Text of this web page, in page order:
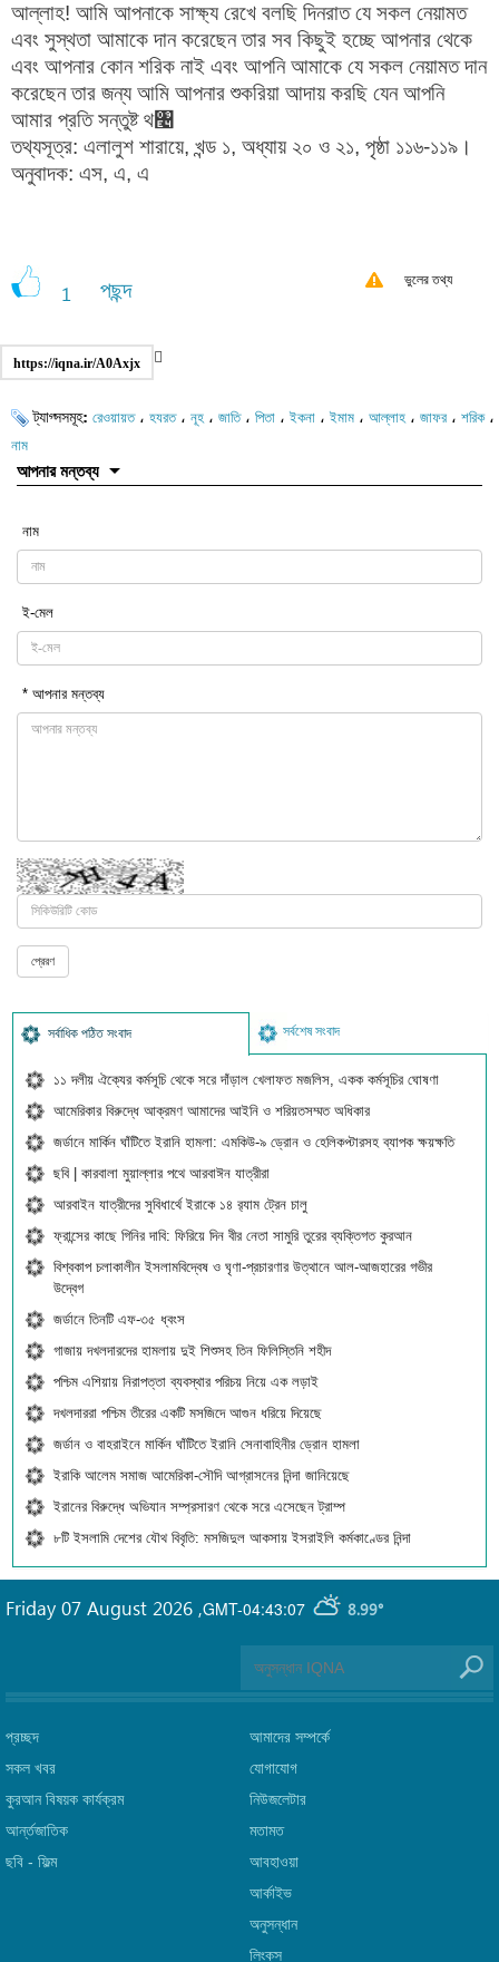
আল্লাহ! আমি আপনাকে সাক্ষ্য রেখে বলছি দিনরাত যে সকল নেয়ামত
এবং সুস্থতা আমাকে দান করেছেন তার সব কিছুই হচ্ছে আপনার থেকে
এবং আপনার কোন শরিক নাই এবং আপনি আমাকে যে সকল নেয়ামত দান
করেছেন তার জন্য আমি আপনার শুকরিয়া আদায় করছি যেন আপনি
আমার প্রতি সন্তুষ্ট থ৤
তথ্যসূত্র: এলালুশ শারায়ে, খন্ড ১, অধ্যায় ২০ ও ২১, পৃষ্ঠা ১১৬-১১৯।
অনুবাদক: এস, এ, এ
1 পছন্দ ভুলের তথ্য
https://iqna.ir/A0Axjx
ট্যাগ্সসমূহ: রেওয়ায়ত، হযরত، নূহ ، জাতি، পিতা ،ইকনা ،ইমাম ، আল্লাহ ، জাফর ، শরিক،
নাম
আপনার মন্তব্য
নাম
ই-মেল
* আপনার মন্তব্য
সর্বাধিক পঠিত সংবাদ সর্বশেষ সংবাদ
১১ দলীয় ঐক্যের কর্মসূচি থেকে সরে দাঁড়াল খেলাফত মজলিস, একক কর্মসূচির ঘোষণা
আমেরিকার বিরুদ্ধে আক্রমণ আমাদের আইনি ও শরিয়তসম্মত অধিকার
জর্ডানে মার্কিন ঘাঁটিতে ইরানি হামলা: এমকিউ-৯ ড্রোন ও হেলিকপ্টারসহ ব্যাপক ক্ষয়ক্ষতি
ছবি | কারবালা মুয়াল্লার পথে আরবাঈন যাত্রীরা
আরবাইন যাত্রীদের সুবিধার্থে ইরাকে ১৪ র‍্যাম ট্রেন চালু
ফ্রান্সের কাছে গিনির দাবি: ফিরিয়ে দিন বীর নেতা সামুরি তুরের ব্যক্তিগত কুরআন
বিশ্বকাপ চলাকালীন ইসলামবিদ্বেষ ও ঘৃণা-প্রচারণার উত্থানে আল-আজহারের গভীর
উদ্বেগ
জর্ডানে তিনটি এফ-৩৫ ধ্বংস
গাজায় দখলদারদের হামলায় দুই শিশুসহ তিন ফিলিস্তিনি শহীদ
পশ্চিম এশিয়ায় নিরাপত্তা ব্যবস্থার পরিচয় নিয়ে এক লড়াই
দখলদাররা পশ্চিম তীরের একটি মসজিদে আগুন ধরিয়ে দিয়েছে
জর্ডান ও বাহরাইনে মার্কিন ঘাঁটিতে ইরানি সেনাবাহিনীর ড্রোন হামলা
ইরাকি আলেম সমাজ আমেরিকা-সৌদি আগ্রাসনের নিন্দা জানিয়েছে
ইরানের বিরুদ্ধে অভিযান সম্প্রসারণ থেকে সরে এসেছেন ট্রাম্প
৮টি ইসলামি দেশের যৌথ বিবৃতি: মসজিদুল আকসায় ইসরাইলি কর্মকাণ্ডের নিন্দা
GMT-04:43:07 8.99°
Friday 07 August 2026 ,
প্রচ্ছদ
সকল খবর
কুরআন বিষয়ক কার্যক্রম
আর্ন্তজাতিক
ছবি‎ - ফিল্ম
আমাদের সম্পর্কে
যোগাযোগ
নিউজলেটার
মতামত
আবহাওয়া
আর্কাইভ
অনুসন্ধান
লিংক্‌স